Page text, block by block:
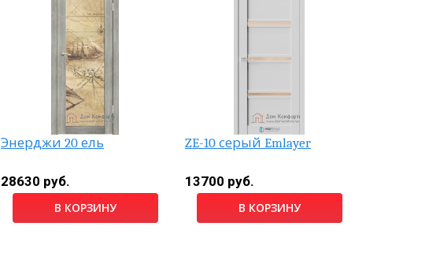
Энерджи 20 ель
28630 руб.
В КОРЗИНУ
ZE-10 серый Emlayer
13700 руб.
В КОРЗИНУ